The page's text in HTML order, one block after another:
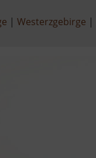
Westerzgebirge